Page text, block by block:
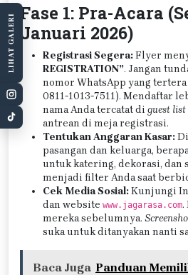
Fase 1: Pra-Acara
Januari 2026)
Registrasi Segera:Flyer
REGISTRATION”. Jangan
nomor WhatsApp yang tertera
0811-1013-7511). Mendaftar
nama Anda tercatat di guest list
antrean di meja registrasi.
Tentukan Anggaran Kasar:
pasangan dan keluarga,
untuk katering, dekorasi, dan
menjadi filter Anda saat
Cek Media Sosial:Kunjungi
dan website www.jagarasa.com.
mereka sebelumnya.
suka untuk ditanyakan nanti
Baca Juga Panduan
LIHAT GALERI